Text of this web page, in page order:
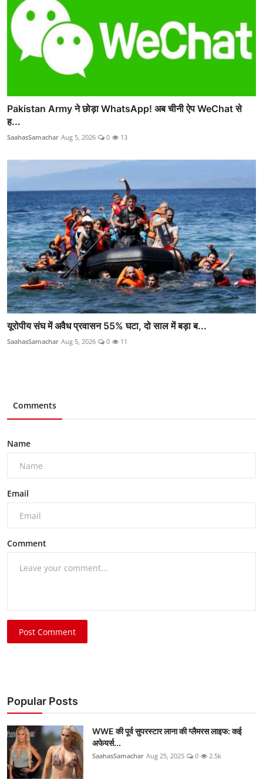
Pakistan Army ने छोड़ा WhatsApp! अब चीनी ऐप WeChat से
ह...
SaahasSamachar Aug 5, 2026 0 13
यूरोपीय संघ में अवैध प्रवासन 55% घटा, दो साल में बड़ा ब...
SaahasSamachar Aug 5, 2026 0 11
Comments
Name
Email
Comment
Post Comment
Popular Posts
WWE की पूर्व सुपरस्टार लाना की ग्लैमरस लाइफ: कई
अफेयर्स...
SaahasSamachar Aug 25, 2025 0 2.5k